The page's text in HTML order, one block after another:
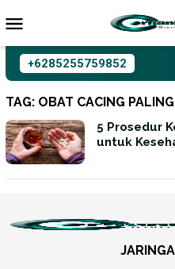
ke
+6285255759852
TAG: OBAT CACING
5 Prosedur
untuk